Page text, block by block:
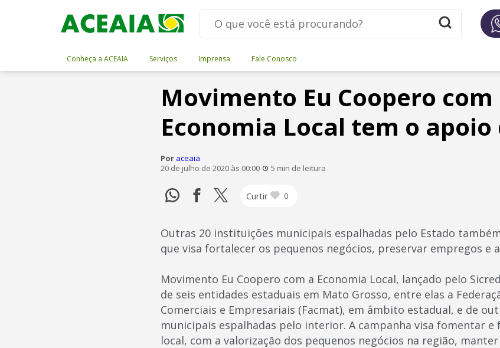
Conheça a ACEAIA Serviços Imprensa Fale Conosco
Movimento Eu Coopero com
Economia Local tem o
Por aceaia
20 de julho de 2020 às 00:00
5 min de leitura
Curtir 0
Outras 20 instituições municipais espalhadas pelo Estado
que visa fortalecer os pequenos negócios, preservar empregos e
Movimento Eu Coopero com a Economia Local, lançado pelo
de seis entidades estaduais em Mato Grosso, entre elas a
Comerciais e Empresariais (Facmat), em âmbito estadual, e de
municipais espalhadas pelo interior. A campanha visa fomentar e
local, com a valorização dos pequenos negócios na região,